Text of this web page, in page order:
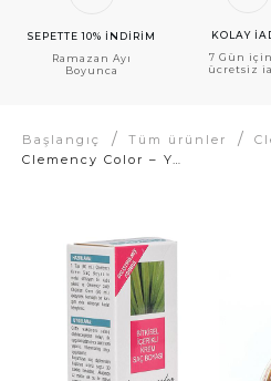
SEPETTE 10% İNDİRİM
Ramazan Ayı
Boyunca
KOLAY
7 Gün
ücretsiz
Başlangıç / Tüm ürünler /
Clemency Color – Yoğun Karamel Kahve (6.43) – Tüp Boya 60gr